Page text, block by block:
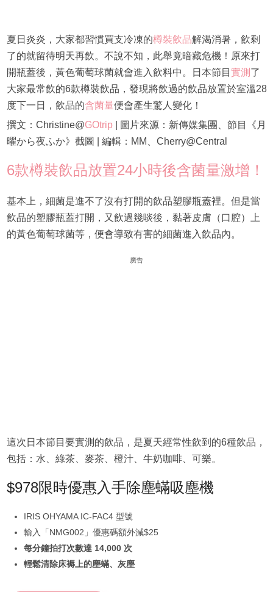
夏日炎炎，大家都習慣買支冷凍的樽裝飲品解渴消暑，飲剩
了的就留待明天再飲。不說不知，此舉竟暗藏危機！原來打
開瓶蓋後，黃色葡萄球菌就會進入飲料中。日本節目 實測 了
大家最常飲的6款樽裝飲品，發現將飲過的飲品放置於室溫28
度下一日，飲品的含菌量便會產生驚人變化！
撰文：Christine@GOtrip| 圖片來源：新傳媒集團、節目《月
曜から夜ふか》截圖 | 編輯：MM、Cherry@Central
6款樽裝飲品放置24小時後含菌量激增！
基本上，細菌是進不了沒有打開的飲品塑膠瓶蓋裡。但是當
飲品的塑膠瓶蓋打開，又飲過幾啖後，黏著皮膚（口腔）上
的黃色葡萄球菌等，便會導致有害的細菌進入飲品內。
廣告
這次日本節目要實測的飲品，是夏天經常性飲到的6種飲品，
包括：水、綠茶、麥茶、橙汁、牛奶咖啡、可樂。
$978限時優惠入手除塵蟎吸塵機
IRIS OHYAMA IC-FAC4 型號
輸入「NMG002」優惠碼額外減$25
每分鐘拍打次數達 14,000 次
輕鬆清除床褥上的塵蟎、灰塵